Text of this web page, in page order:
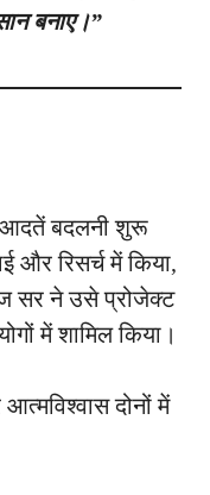
बनाए।”
आदतें बदलनी शुरू
और रिसर्च में किया,
सर ने उसे प्रोजेक्ट
में शामिल किया।
दोनों में